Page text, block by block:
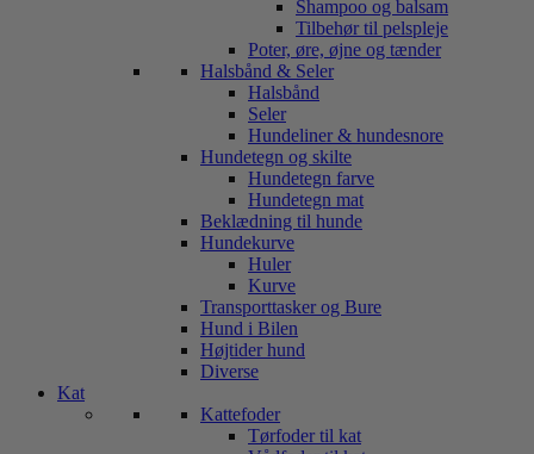
Shampoo og balsam
Tilbehør til pelspleje
Poter, øre, øjne og tænder
Halsbånd & Seler
Halsbånd
Seler
Hundeliner & hundesnore
Hundetegn og skilte
Hundetegn farve
Hundetegn mat
Beklædning til hunde
Hundekurve
Huler
Kurve
Transporttasker og Bure
Hund i Bilen
Højtider hund
Diverse
Kat
Kattefoder
Tørfoder til kat